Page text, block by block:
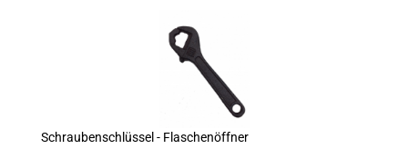
Schraubenschlüssel - Flaschenöffner